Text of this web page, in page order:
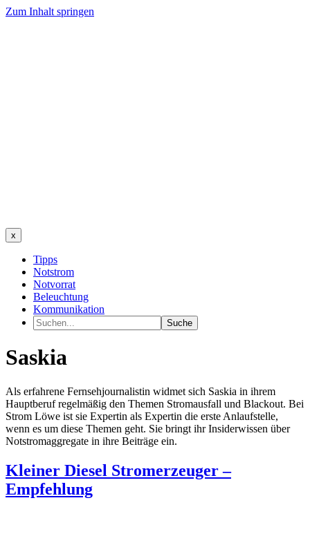
Zum Inhalt springen
x
Tipps
Notstrom
Notvorrat
Beleuchtung
Kommunikation
Suche
Saskia
Als erfahrene Fernsehjournalistin widmet sich Saskia in ihrem
Hauptberuf regelmäßig den Themen Stromausfall und Blackout. Bei
Strom Löwe ist sie Expertin als Expertin die erste Anlaufstelle,
wenn es um diese Themen geht. Sie bringt ihr Insiderwissen über
Notstromaggregate in ihre Beiträge ein.
Kleiner Diesel Stromerzeuger –
Empfehlung